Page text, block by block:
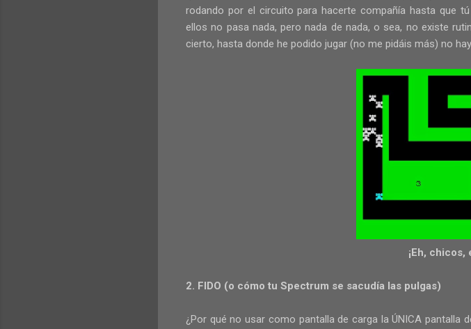
rodando por el circuito para hacerte compañía hasta que
ellos no pasa nada, pero nada de nada, o sea, no existe
cierto, hasta donde he podido jugar (no me pidáis más) no
¡Eh, chicos,
2. FIDO (o cómo tu Spectrum se sacudía las pulgas)
¿Por qué no usar como pantalla de carga la ÚNICA pantalla